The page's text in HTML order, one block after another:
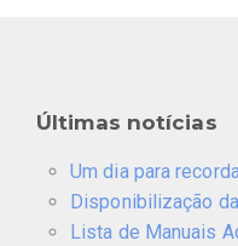
Últimas notícias
Um dia para
Disponibilização
Lista de Manuais